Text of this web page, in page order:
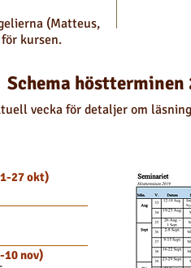
(Matteus,
kursen.
Schema höstterminen
vecka för detaljer om
27 okt)
10 nov)